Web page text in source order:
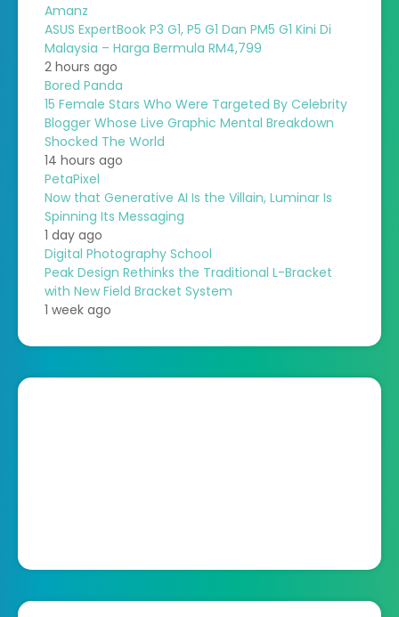
Amanz
ASUS ExpertBook P3 G1, P5 G1 Dan PM5 G1 Kini Di
Malaysia – Harga Bermula RM4,799
2 hours ago
Bored Panda
15 Female Stars Who Were Targeted By Celebrity
Blogger Whose Live Graphic Mental Breakdown
Shocked The World
14 hours ago
PetaPixel
Now that Generative AI Is the Villain, Luminar Is
Spinning Its Messaging
1 day ago
Digital Photography School
Peak Design Rethinks the Traditional L-Bracket
with New Field Bracket System
1 week ago